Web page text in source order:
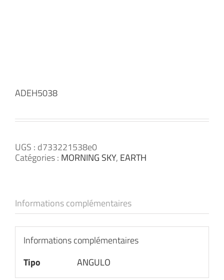
ADEH5038
UGS : d733221538e0
Catégories : MORNING SKY, EARTH
Informations complémentaires
Informations complémentaires
Tipo
ANGULO